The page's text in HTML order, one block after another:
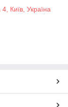
Київ, Україна